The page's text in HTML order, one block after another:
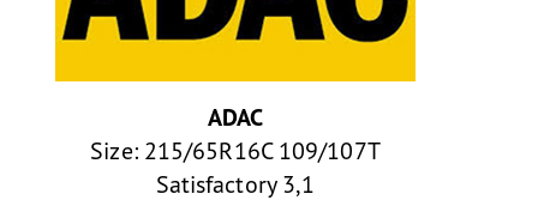
ADAC
Size: 215/65R16C 109/107T
Satisfactory 3,1